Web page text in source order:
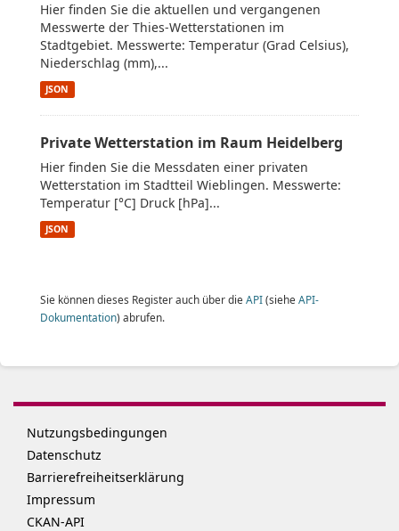
Hier finden Sie die aktuellen und vergangenen
Messwerte der Thies-Wetterstationen im
Stadtgebiet. Messwerte: Temperatur (Grad Celsius),
Niederschlag (mm),...
JSON
Private Wetterstation im Raum Heidelberg
Hier finden Sie die Messdaten einer privaten
Wetterstation im Stadtteil Wieblingen. Messwerte:
Temperatur [°C] Druck [hPa]...
JSON
Sie können dieses Register auch über die API(siehe API-
Dokumentation) abrufen.
Nutzungsbedingungen
Datenschutz
Barrierefreiheitserklärung
Impressum
CKAN-API